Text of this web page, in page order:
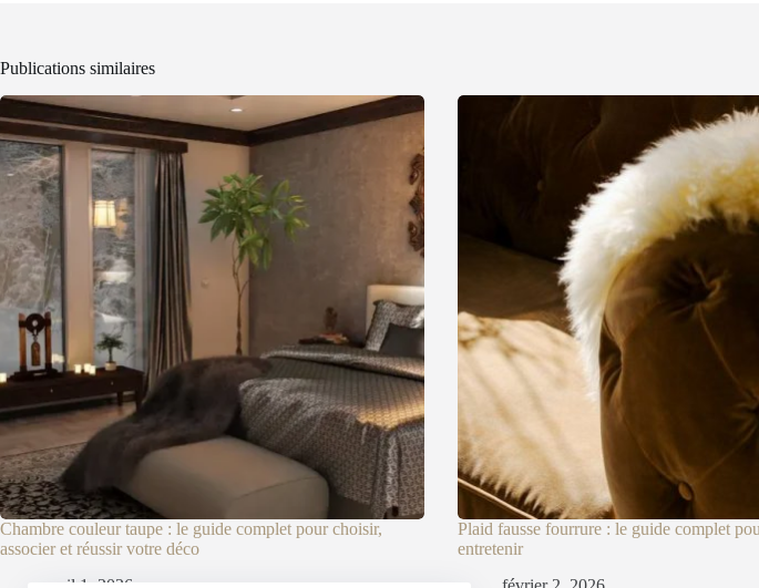
Publications similaires
Chambre couleur taupe : le guide complet pour choisir,
associer et réussir votre déco
Plaid fausse fourrure : le guide complet
entretenir